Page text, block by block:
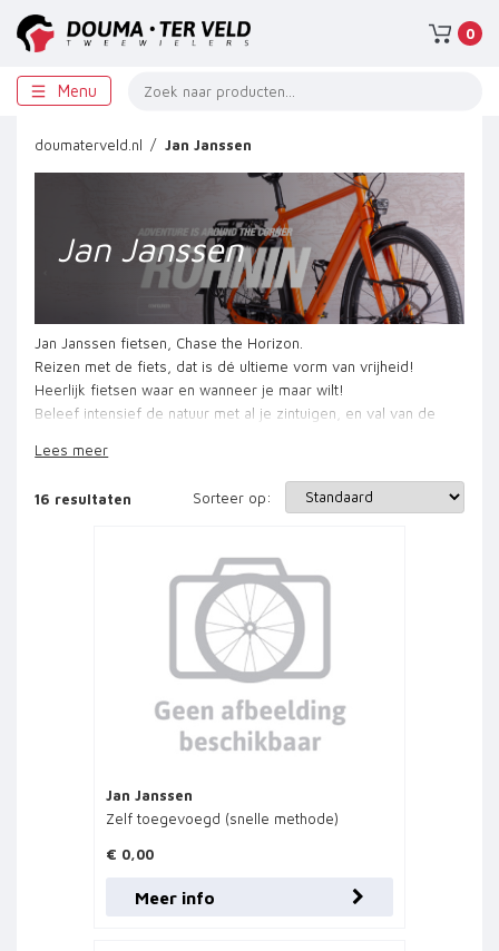
0
Menu
doumaterveld.nl Jan Janssen
Jan Janssen
Jan Janssen fietsen, Chase the Horizon.
Reizen met de fiets, dat is dé ultieme vorm van vrijheid!
Heerlijk fietsen waar en wanneer je maar wilt!
Beleef intensief de natuur met al je zintuigen, en val van de
Of je nu op de Veluwe fietst, of de Alpen doorkruist, het
Neem dan gauw een kijkje bij de reisfietsen van Jan Janssen
en zet daarmee de eerste stap!
Wij hebben een wisselende voorraad aan Jan Janssen fietsen
Kom gerust langs in één van onze winkels, voor een gesprek
Of kijk eerst op de website van Jan
Lees meer
16 resultaten Sorteer op:
Jan Janssen
Zelf toegevoegd (snelle methode)
€ 0,00
Meer info